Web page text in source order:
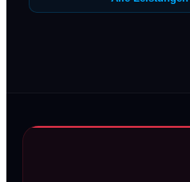
Wunschmandanten —